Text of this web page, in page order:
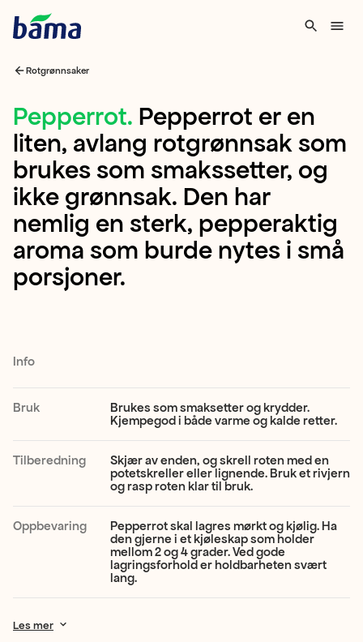
Rotgrønnsaker
Pepperrot
Pepperrot
er
en
liten,
avlang
rotgrønnsak
som
smakssetter,
og
ikke
grønnsak.
har
sterk,
pepperaktig
Pepperrot. Pepperrot er en
liten, avlang rotgrønnsak som
brukes som smakssetter, og
ikke grønnsak. Den har
nemlig en sterk, pepperaktig
aroma som burde nytes i små
porsjoner.
Info
Bruk
Brukes som smaksetter og krydder.
Kjempegod i både varme og kalde retter.
Tilberedning
Skjær av enden, og skrell roten med en
potetskreller eller lignende. Bruk et rivjern
og rasp roten klar til bruk.
Oppbevaring
Pepperrot skal lagres mørkt og kjølig. Ha
den gjerne i et kjøleskap som holder
mellom 2 og 4 grader. Ved gode
lagringsforhold er holdbarheten svært
lang.
Les mer